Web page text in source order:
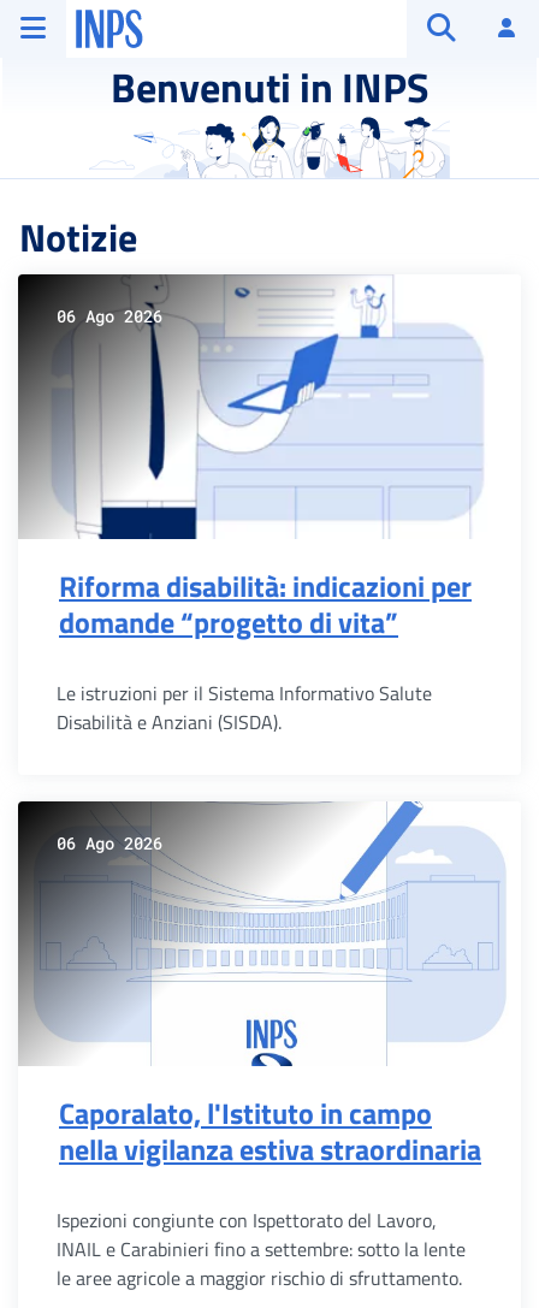
Vai al menu principale
Vai al contenuto principale
Vai al pie' di pagina
INPS ()
Benvenuti in INPS
Notizie
06 Ago 2026
Riforma disabilità: indicazioni per
domande “progetto di vita”
Le istruzioni per il Sistema Informativo Salute
Disabilità e Anziani (SISDA).
06 Ago 2026
Caporalato, l'Istituto in campo
nella vigilanza estiva straordinaria
Ispezioni congiunte con Ispettorato del Lavoro,
INAIL e Carabinieri fino a settembre: sotto la lente
le aree agricole a maggior rischio di sfruttamento.